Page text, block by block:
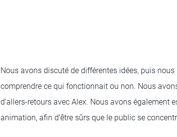
Nous avons discuté de différentes idées, puis
comprendre ce qui fonctionnait ou non. Nous
d’allers-retours avec Alex. Nous avons également
animation, afin d'être sûrs que le public se